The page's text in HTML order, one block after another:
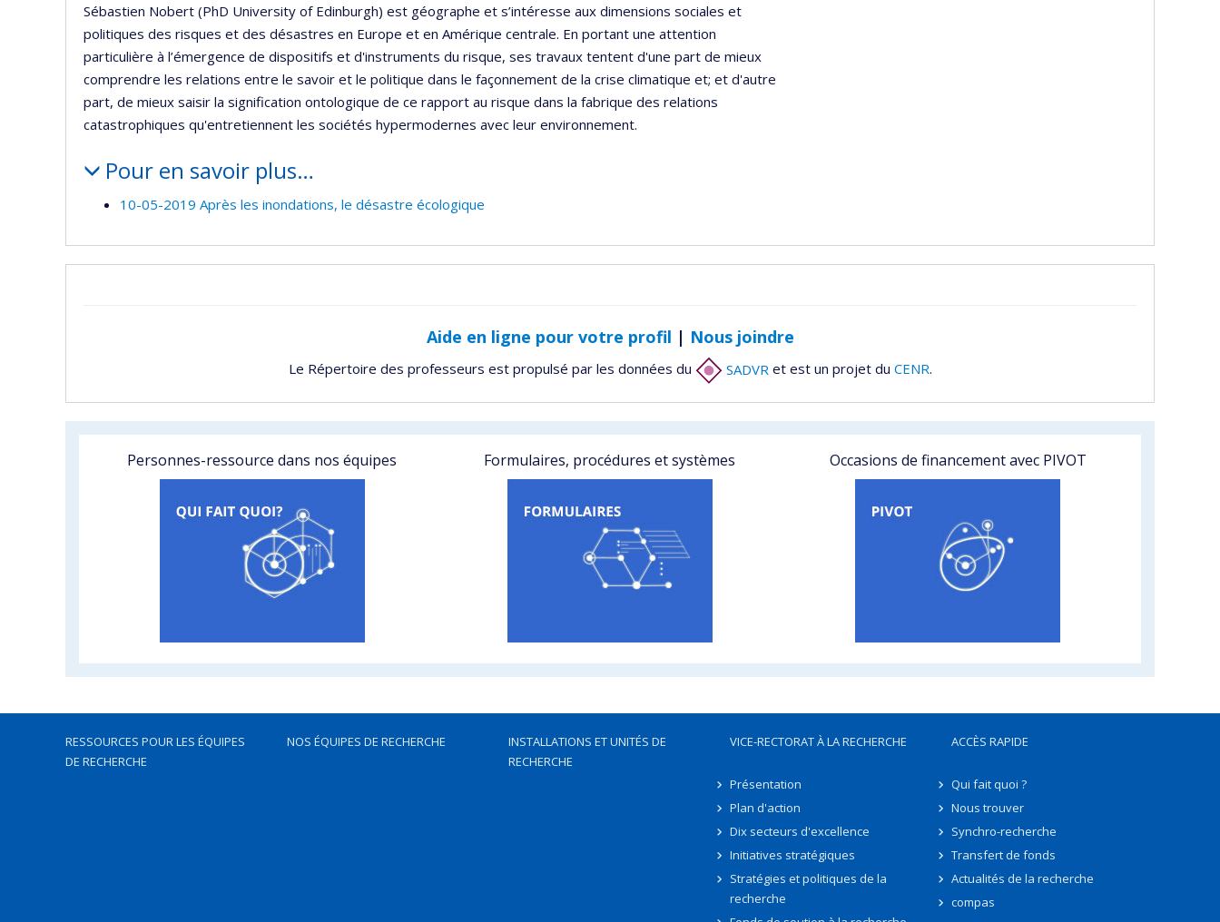
Sébastien Nobert (PhD University of Edinburgh) est géographe et s’intéresse aux dimensions sociales et
politiques des risques et des désastres en Europe et en Amérique centrale. En portant une attention
particulière à l’émergence de dispositifs et d'instruments du risque, ses travaux tentent d'une part de mieux
comprendre les relations entre le savoir et le politique dans le façonnement de la crise climatique et; et d'autre
part, de mieux saisir la signification ontologique de ce rapport au risque dans la fabrique des relations
catastrophiques qu'entretiennent les sociétés hypermodernes avec leur environnement.
Pour en savoir plus…
10-05-2019 Après les inondations, le désastre écologique
Aide en ligne pour votre profil | Nous joindre
Le Répertoire des professeurs est propulsé par les données du SADVR et est un projet du CENR.
Personnes-ressource dans nos équipes Formulaires, procédures et systèmes Occasions de financement avec PIVOT
RESSOURCES POUR LES ÉQUIPES
DE RECHERCHE
NOS ÉQUIPES DE RECHERCHE
INSTALLATIONS ET UNITÉS DE
RECHERCHE
VICE-RECTORAT À LA RECHERCHE
Présentation
Plan d'action
Dix secteurs d'excellence
Initiatives stratégiques
Stratégies et politiques de la
recherche
ACCÈS RAPIDE
Qui fait quoi ?
Nous trouver
Synchro-recherche
Transfert de fonds
Actualités de la recherche
compas